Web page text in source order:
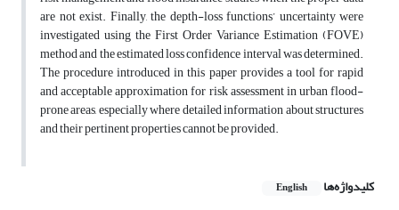
are not exist. Finally, the depth-loss functions’ uncertainty were
investigated using the First Order Variance Estimation (FOVE)
method and the estimated loss confidence interval was determined.
The procedure introduced in this paper provides a tool for rapid
and acceptable approximation for risk assessment in urban flood-
prone areas, especially where detailed information about structures
and their pertinent properties cannot be provided.
کلیدواژه‌ها English